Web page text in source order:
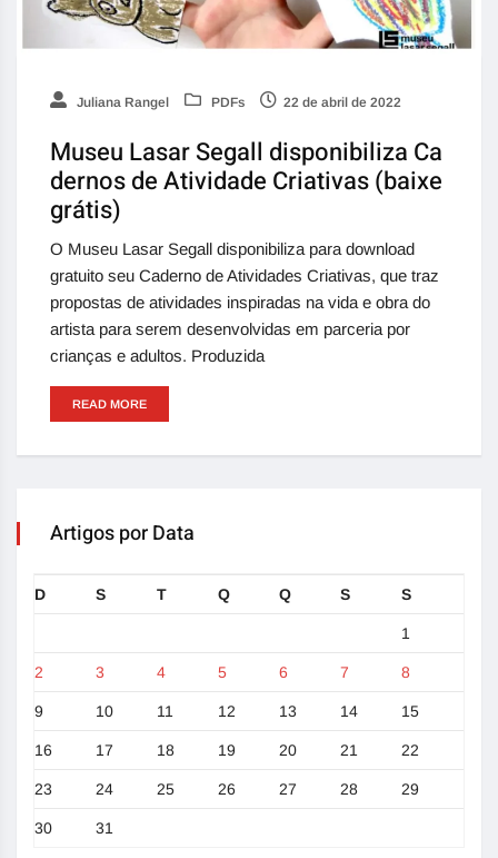
Juliana Rangel PDFs 22 de abril de 2022
Museu Lasar Segall disponibiliza Ca
dernos de Atividade Criativas (baixe
grátis)
O Museu Lasar Segall disponibiliza para download
gratuito seu Caderno de Atividades Criativas, que traz
propostas de atividades inspiradas na vida e obra do
artista para serem desenvolvidas em parceria por
crianças e adultos. Produzida
READ MORE
Artigos por Data
D S T Q Q S S
1
2 3 4 5 6 7 8
9 10 11 12 13 14 15
16 17 18 19 20 21 22
23 24 25 26 27 28 29
30 31